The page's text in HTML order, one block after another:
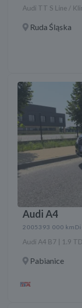
Audi TT S Line /
Ruda Śląska
Audi A4
2005393 000 km
Audi A4 B7 | 1.9
Pabianice